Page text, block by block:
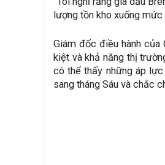
lượng tồn kho xuống
Giám đốc điều hành của
kiệt và khả năng thị
có thể thấy những áp
sang tháng Sáu và chắc